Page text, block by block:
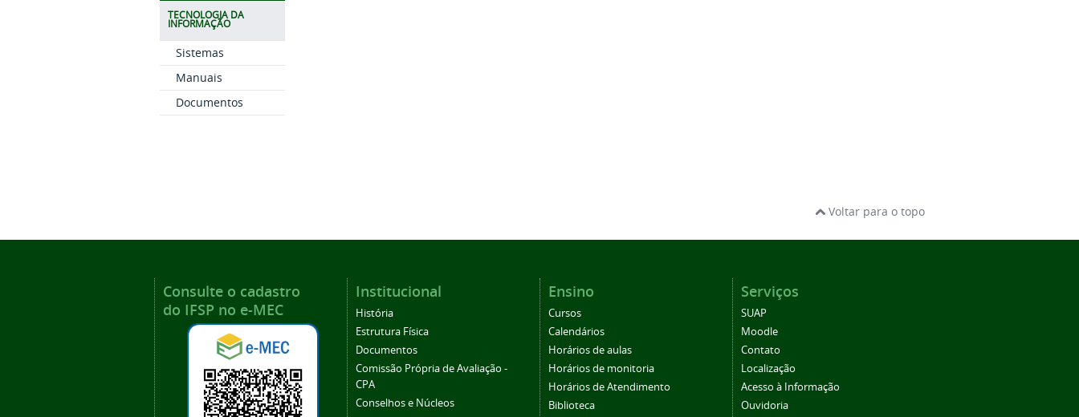
TECNOLOGIA DA
INFORMAÇÃO
Sistemas
Manuais
Documentos
Voltar para o topo
Consulte o cadastro
do IFSP no e-MEC
Institucional
História
Estrutura Física
Documentos
Comissão Própria de Avaliação -
CPA
Conselhos e Núcleos
Ensino
Cursos
Calendários
Horários de aulas
Horários de monitoria
Horários de Atendimento
Biblioteca
Serviços
SUAP
Moodle
Contato
Localização
Acesso à Informação
Ouvidoria